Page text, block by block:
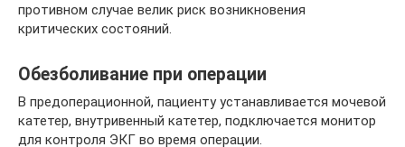
противном случае велик риск возникновения
критических состояний.
Обезболивание при операции
В предоперационной, пациенту устанавливается мочевой
катетер, внутривенный катетер, подключается монитор
для контроля ЭКГ во время операции.